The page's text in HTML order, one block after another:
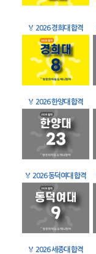
🏅 2026 경희대 합격
🏅 2026 한양대 합격
🏅 2026 동덕여대 합격
🏅 2026 세종대 합격